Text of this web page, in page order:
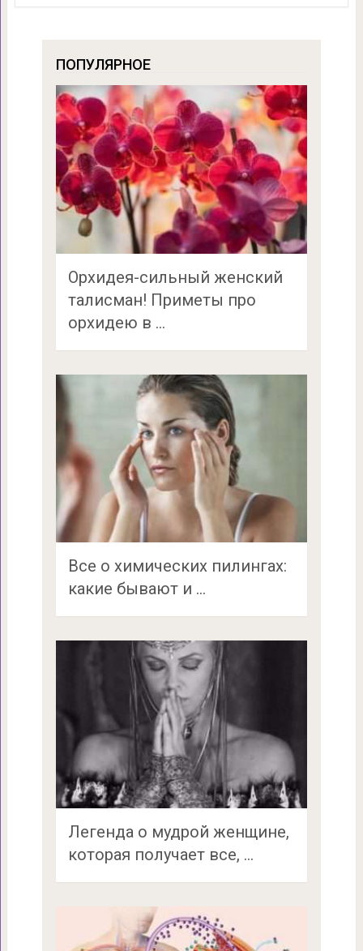
ПОПУЛЯРНОЕ
Орхидея-сильный женский
талисман! Приметы про
орхидею в …
Все о химических пилингах:
какие бывают и …
Легенда о мудрой женщине,
которая получает все, …